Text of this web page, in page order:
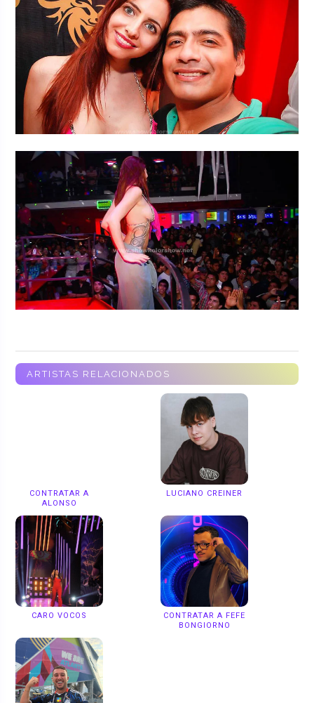
ARTISTAS RELACIONADOS
CONTRATAR A
ALONSO
LUCIANO CREINER
CARO VOCOS
CONTRATAR A FEFE
BONGIORNO